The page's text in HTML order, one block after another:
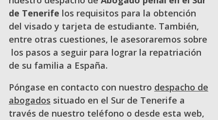
de Tenerife los requisitos para la obtención
del visado y tarjeta de estudiante. También,
entre otras cuestiones, le asesoraremos sobre
los pasos a seguir para lograr la repatriación
de su familia a España.
Póngase en contacto con nuestro despacho de
abogados situado en el Sur de Tenerife a
través de nuestro teléfono o desde esta web,